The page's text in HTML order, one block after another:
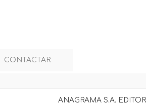
CONTACTAR
ANAGRAMA S.A.